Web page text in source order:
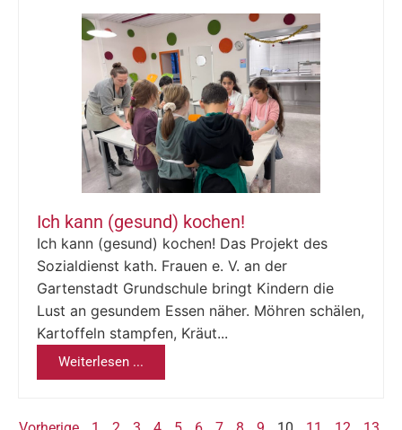
Ich kann (gesund) kochen!
Ich kann (gesund) kochen! Das Projekt des
Sozialdienst kath. Frauen e. V. an der
Gartenstadt Grundschule bringt Kindern die
Lust an gesundem Essen näher. Möhren schälen,
Kartoffeln stampfen, Kräut...
Weiterlesen ...